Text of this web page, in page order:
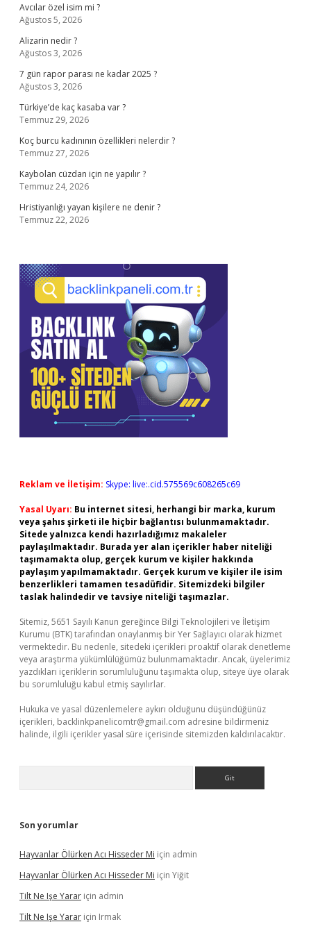
Avcılar özel isim mi ?
Ağustos 5, 2026
Alizarin nedir ?
Ağustos 3, 2026
7 gün rapor parası ne kadar 2025 ?
Ağustos 3, 2026
Türkiye’de kaç kasaba var ?
Temmuz 29, 2026
Koç burcu kadınının özellikleri nelerdir ?
Temmuz 27, 2026
Kaybolan cüzdan için ne yapılır ?
Temmuz 24, 2026
Hristiyanlığı yayan kişilere ne denir ?
Temmuz 22, 2026
Reklam ve İletişim: Skype: live:.cid.575569c608265c69
Yasal Uyarı: Bu internet sitesi, herhangi bir marka, kurum
veya şahıs şirketi ile hiçbir bağlantısı bulunmamaktadır.
Sitede yalnızca kendi hazırladığımız makaleler
paylaşılmaktadır. Burada yer alan içerikler haber niteliği
taşımamakta olup, gerçek kurum ve kişiler hakkında
paylaşım yapılmamaktadır. Gerçek kurum ve kişiler ile isim
benzerlikleri tamamen tesadüfidir. Sitemizdeki bilgiler
taslak halindedir ve tavsiye niteliği taşımazlar.
Sitemiz, 5651 Sayılı Kanun gereğince Bilgi Teknolojileri ve İletişim
Kurumu (BTK) tarafından onaylanmış bir Yer Sağlayıcı olarak hizmet
vermektedir. Bu nedenle, sitedeki içerikleri proaktif olarak denetleme
veya araştırma yükümlülüğümüz bulunmamaktadır. Ancak, üyelerimiz
yazdıkları içeriklerin sorumluluğunu taşımakta olup, siteye üye olarak
bu sorumluluğu kabul etmiş sayılırlar.
Hukuka ve yasal düzenlemelere aykırı olduğunu düşündüğünüz
içerikleri, backlinkpanelicomtr@gmail.com adresine bildirmeniz
halinde, ilgili içerikler yasal süre içerisinde sitemizden kaldırılacaktır.
Son yorumlar
Hayvanlar Ölürken Acı Hisseder Mi için admin
Hayvanlar Ölürken Acı Hisseder Mi için Yiğit
Tilt Ne Işe Yarar için admin
Tilt Ne Işe Yarar için Irmak